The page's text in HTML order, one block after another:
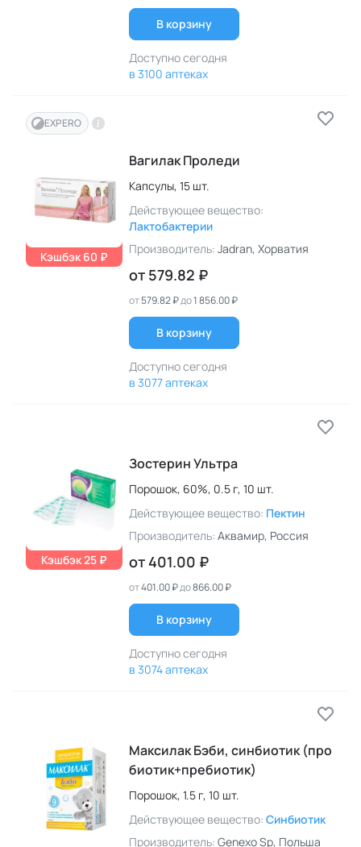
В корзину
Доступно сегодня
в 3100 аптеках
EXPERO
Кэшбэк 60 ₽
Вагилак Проледи
Капсулы, 15 шт.
Действующее вещество:
Лактобактерии
Производитель: Jadran, Хорватия
от 579.82 ₽
от579.82 ₽до1 856.00 ₽
В корзину
Доступно сегодня
в 3077 аптеках
Кэшбэк 25 ₽
Зостерин Ультра
Порошок, 60%, 0.5 г, 10 шт.
Действующее вещество: Пектин
Производитель: Аквамир, Россия
от 401.00 ₽
от401.00 ₽до866.00 ₽
В корзину
Доступно сегодня
в 3074 аптеках
Максилак Бэби, синбиотик(про
биотик+пребиотик)
Порошок, 1.5 г, 10 шт.
Действующее вещество: Синбиотик
Производитель: Genexo Sp, Польша